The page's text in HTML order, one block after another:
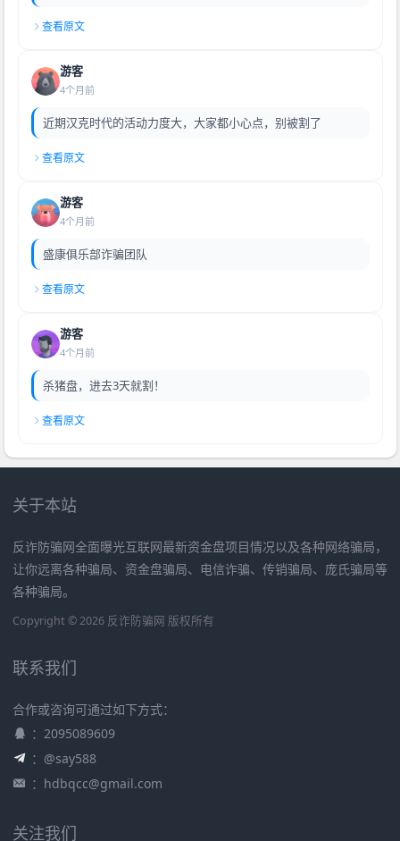
查看原文
游客
4个月前
近期汉克时代的活动力度大，大家都小心点，别被割了
查看原文
游客
4个月前
盛康俱乐部诈骗团队
查看原文
游客
4个月前
杀猪盘，进去3天就割！
查看原文
关于本站
反诈防骗网全面曝光互联网最新资金盘项目情况以及各种网络骗局，
让你远离各种骗局、资金盘骗局、电信诈骗、传销骗局、庞氏骗局等
各种骗局。
Copyright © 2026 反诈防骗网 版权所有
联系我们
合作或咨询可通过如下方式：
：2095089609
：@say588
： hdbqcc@gmail.com
关注我们